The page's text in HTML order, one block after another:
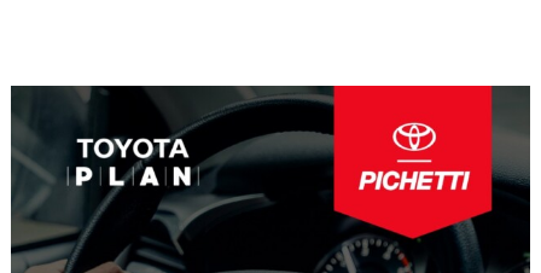
entradas